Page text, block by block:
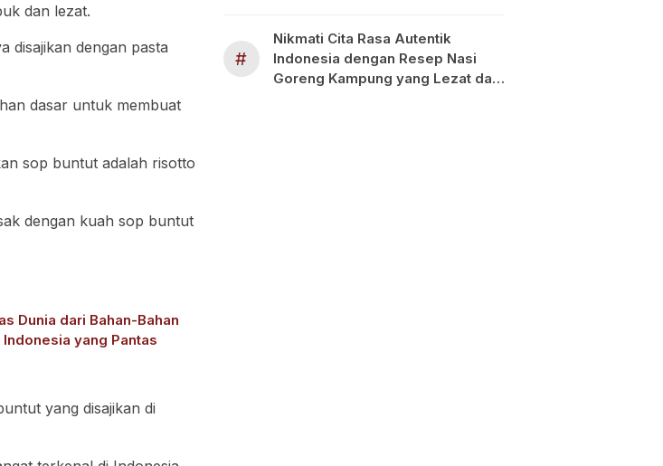
dan lezat.
disajikan dengan pasta
dasar untuk membuat
sop buntut adalah risotto
dengan kuah sop buntut
Dunia dari Bahan-Bahan
yang Pantas
yang disajikan di
#
Nikmati Cita Rasa Autentik
Indonesia dengan Resep Nasi
Goreng Kampung yang Lezat dan